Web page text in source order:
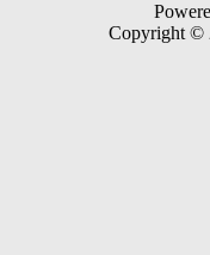
Copyright ©